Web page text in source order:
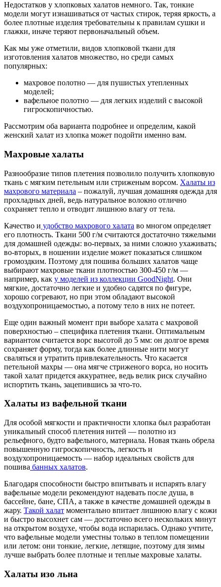
Недостатков у хлопковых халатов немного. Так, тонкие
модели могут изнашиваться от частых стирок, теряя яркость, а
более плотные изделия требовательны к правилам сушки и
глажки, иначе теряют первоначальный объем.
Как мы уже отметили, видов хлопковой ткани для
изготовления халатов множество, но среди самых
популярных:
махровое полотно — для пушистых утепленных
моделей;
вафельное полотно — для легких изделий с высокой
гигроскопичностью.
Рассмотрим оба варианта подробнее и определим, какой
женский халат из хлопка может подойти именно вам.
Махровые халаты
Разнообразие типов плетения позволило получить хлопковую
ткань с мягким петельным или стриженым ворсом. Халаты из
махрового материала – пожалуй, лучшая домашняя одежда для
прохладных дней, ведь натуральное волокно отлично
сохраняет тепло и отводит лишнюю влагу от тела.
Качество и удобство махрового халата во многом определяет
его плотность. Ткани 500 г/м считаются достаточно тяжелыми
для домашней одежды: во-первых, за ними сложно ухаживать;
во-вторых, в ношении изделие может показаться слишком
громоздким. Поэтому для пошива больших халатов чаще
выбирают махровые ткани плотностью 300-450 г/м —
например, как у моделей из коллекции GoodNight. Они
мягкие, достаточно легкие и удобно садятся по фигуре,
хорошо согревают, но при этом обладают высокой
воздухопроницаемостью, а потому тело в них не потеет.
Еще один важный момент при выборе халата с махровой
поверхностью – специфика плетения ткани. Оптимальным
вариантом считается ворс высотой до 5 мм: он долгое время
сохраняет форму, тогда как более длинные нити могут
сваляться и утратить привлекательность. Что касается
петельной махры — она мягче стриженого ворса, но носить
такой халат придется аккуратнее, ведь велик риск случайно
испортить ткань, зацепившись за что-то.
Халаты из вафельной ткани
Для особой мягкости и практичности хлопка был разработан
уникальный способ плетения нитей — полотно из
рельефного, будто вафельного, материала. Новая ткань обрела
повышенную гигроскопичность, легкость и
воздухопроницаемость — набор идеальных свойств для
пошива банных халатов.
Благодаря способности быстро впитывать и испарять влагу
вафельные модели рекомендуют надевать после душа, в
бассейне, бане, СПА, а также в качестве домашней одежды в
жару. Такой халат моментально впитает лишнюю влагу с кожи
и быстро высохнет сам — достаточно всего нескольких минут
на открытом воздухе, чтобы вода испарилась. Однако учтите,
что вафельные модели уместны только в теплом помещении
или летом: они тонкие, легкие, летящие, поэтому для зимы
лучше выбрать более плотные и теплые махровые халаты.
Халаты изо льна